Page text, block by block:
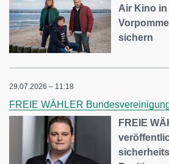
Air Kino
sichern
29.07.2026 – 11:18
FREIE WÄHLER
FREIE